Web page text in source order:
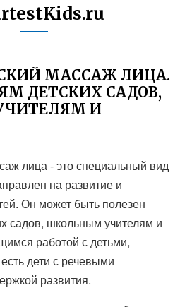
МАССАЖ ЛИЦА.
ДЕТСКИХ САДОВ,
И
лица - это специальный вид
на развитие и
Он может быть полезен
садов, школьным учителям и
работой с детьми,
дети с речевыми
развития.